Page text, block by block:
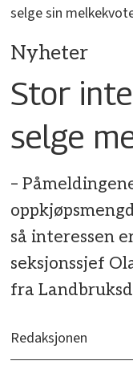
selge sin
Nyheter
Stor
selge
–
så interessen
seksjonssjef
fra
Redaksjonen